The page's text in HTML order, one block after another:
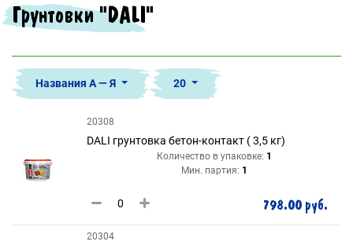
Грунтовки "DALI"
Названия А — Я 20
20308
DALI грунтовка бетон-контакт ( 3,5 кг)
Количество в упаковке: 1
Мин. партия: 1
798.00 руб.
20304